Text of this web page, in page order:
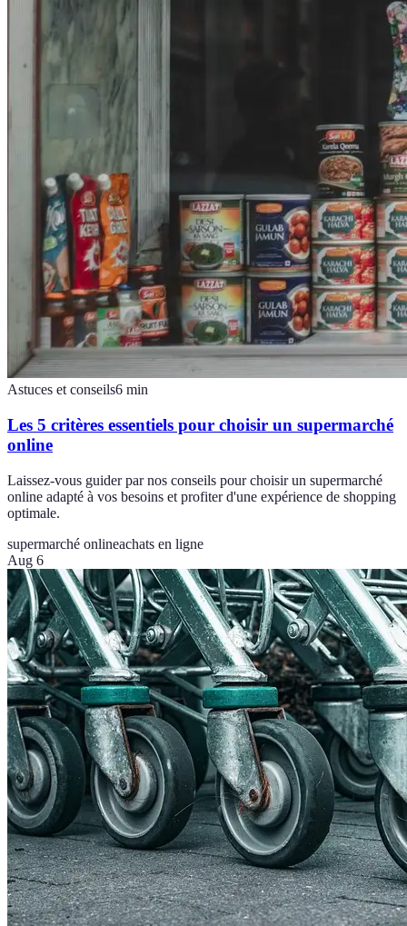
Astuces et conseils6 min
Les 5 critères essentiels pour choisir un supermarché
online
Laissez-vous guider par nos conseils pour choisir un supermarché
online adapté à vos besoins et profiter d'une expérience de shopping
optimale.
supermarché onlineachats en ligne
Aug 6